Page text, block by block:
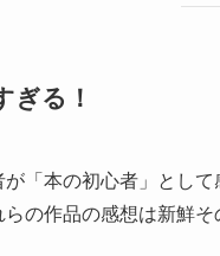
ぎる！
「本の初心者」とし
の作品の感想は新鮮